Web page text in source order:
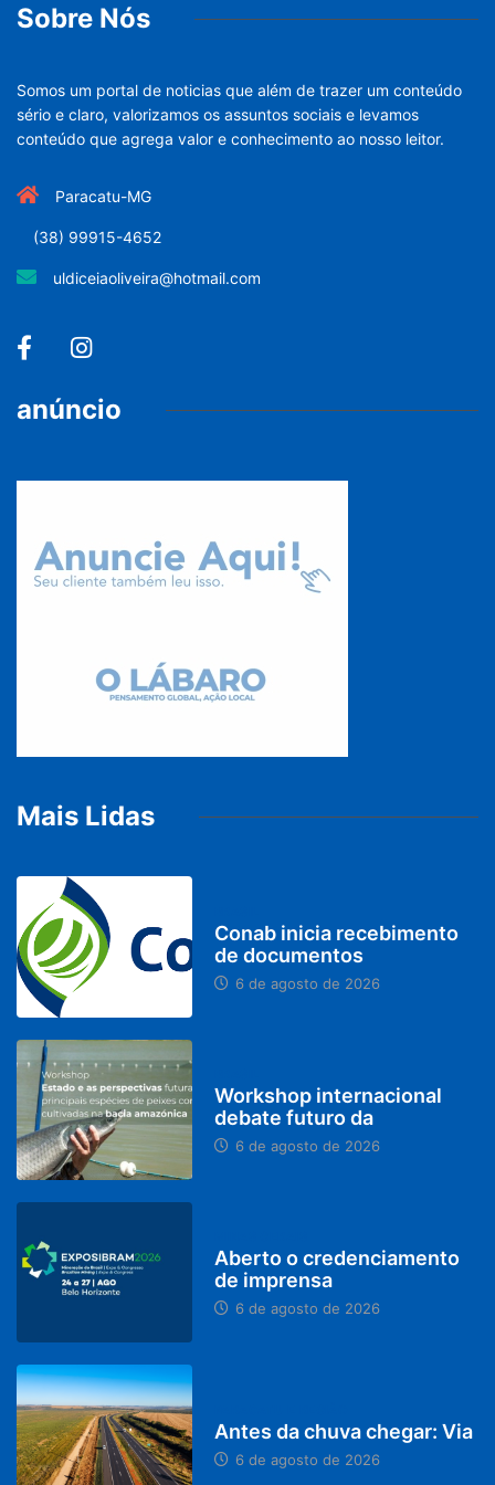
Sobre Nós
Somos um portal de noticias que além de trazer um conteúdo
sério e claro, valorizamos os assuntos sociais e levamos
conteúdo que agrega valor e conhecimento ao nosso leitor.
Paracatu-MG
(38) 99915-4652
uldiceiaoliveira@hotmail.com
anúncio
Mais Lidas
Conab inicia recebimento
de documentos
6 de agosto de 2026
Workshop internacional
debate futuro da
6 de agosto de 2026
Aberto o credenciamento
de imprensa
6 de agosto de 2026
Antes da chuva chegar: Via
6 de agosto de 2026